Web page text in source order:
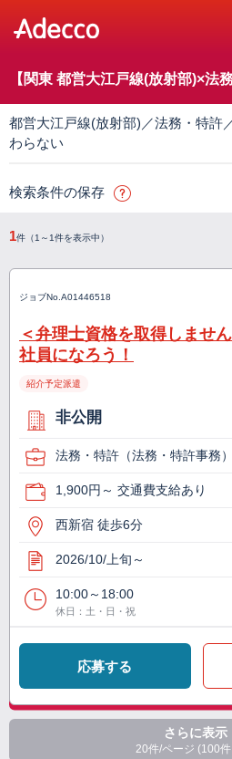
【関東 都営大江戸線(放射部)×法
都営大江戸線(放射部)／法務・特許
わらない
検索条件の保存
1件（1～1件を表示中）
ジョブNo. A01446518
＜弁理士資格を取得しませ
社員になろう！
紹介予定派遣
非公開
法務・特許（法務・特許事務）
1,900円～ 交通費支給あり
西新宿 徒歩6分
2026/10/上旬～
10:00～18:00
休日：土・日・祝
応募する
さらに表示
20件/ページ (100